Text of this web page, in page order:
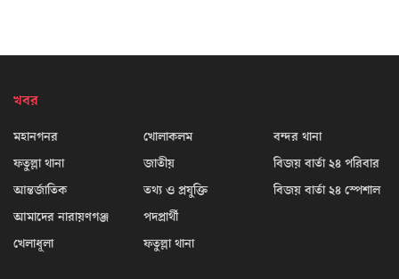
খবর
মহানগনর
ফতুল্লা থানা
আন্তর্জাতিক
আমাদের নারায়ণগঞ্জ
খেলাধূলা
খোলাকলম
জাতীয়
তথ্য ও প্রযুক্তি
পদপ্রার্থী
ফতুল্লা থানা
বন্দর থানা
বিজয় বার্তা ২৪ পরিবার
বিজয় বার্তা ২৪ স্পেশাল